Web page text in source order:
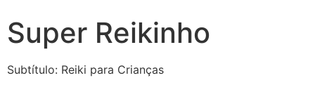
Super Reikinho
Subtítulo: Reiki para Crianças